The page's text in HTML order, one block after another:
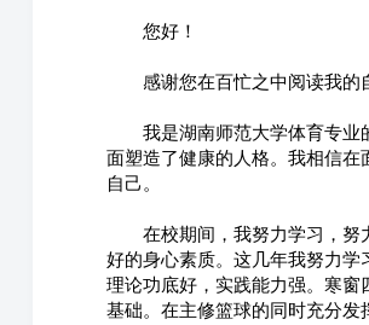
您好！
感谢您在百忙之中阅读我的
我是湖南师范大学体育专业的
面塑造了健康的人格。我相信
自己。
在校期间，我努力学习，努力
好的身心素质。这几年我努力
理论功底好，实践能力强。寒
基础。在主修篮球的同时充分